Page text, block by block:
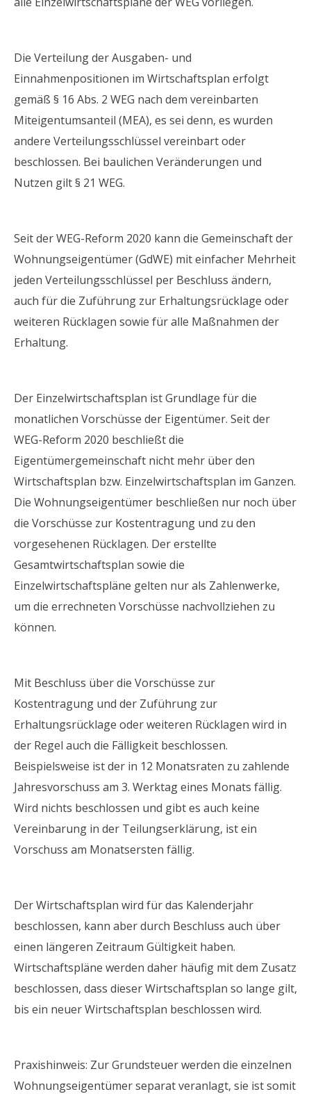
Die Verteilung der Ausgaben- und
Einnahmenpositionen im Wirtschaftsplan erfolgt
gemäß § 16 Abs. 2 WEG nach dem vereinbarten
Miteigentumsanteil (MEA), es sei denn, es wurden
andere Verteilungsschlüssel vereinbart oder
beschlossen. Bei baulichen Veränderungen und
Nutzen gilt § 21 WEG.
Seit der WEG-Reform 2020 kann die Gemeinschaft der
Wohnungseigentümer (GdWE) mit einfacher Mehrheit
jeden Verteilungsschlüssel per Beschluss ändern,
auch für die Zuführung zur Erhaltungsrücklage oder
weiteren Rücklagen sowie für alle Maßnahmen der
Erhaltung.
Der Einzelwirtschaftsplan ist Grundlage für die
monatlichen Vorschüsse der Eigentümer. Seit der
WEG-Reform 2020 beschließt die
Eigentümergemeinschaft nicht mehr über den
Wirtschaftsplan bzw. Einzelwirtschaftsplan im Ganzen.
Die Wohnungseigentümer beschließen nur noch über
die Vorschüsse zur Kostentragung und zu den
vorgesehenen Rücklagen. Der erstellte
Gesamtwirtschaftsplan sowie die
Einzelwirtschaftspläne gelten nur als Zahlenwerke,
um die errechneten Vorschüsse nachvollziehen zu
können.
Mit Beschluss über die Vorschüsse zur
Kostentragung und der Zuführung zur
Erhaltungsrücklage oder weiteren Rücklagen wird in
der Regel auch die Fälligkeit beschlossen.
Beispielsweise ist der in 12 Monatsraten zu zahlende
Jahresvorschuss am 3. Werktag eines Monats fällig.
Wird nichts beschlossen und gibt es auch keine
Vereinbarung in der Teilungserklärung, ist ein
Vorschuss am Monatsersten fällig.
Der Wirtschaftsplan wird für das Kalenderjahr
beschlossen, kann aber durch Beschluss auch über
einen längeren Zeitraum Gültigkeit haben.
Wirtschaftspläne werden daher häufig mit dem Zusatz
beschlossen, dass dieser Wirtschaftsplan so lange gilt,
bis ein neuer Wirtschaftsplan beschlossen wird.
Praxishinweis: Zur Grundsteuer werden die einzelnen
Wohnungseigentümer separat veranlagt, sie ist somit